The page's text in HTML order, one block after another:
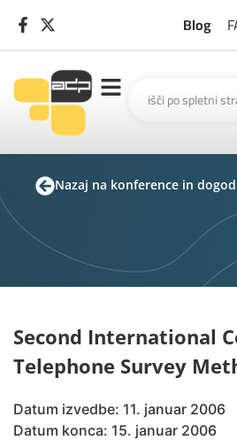
Blog
Nazaj na konference in
Second International
Telephone Survey
Datum izvedbe: 11. januar 2006
Datum konca: 15. januar 2006